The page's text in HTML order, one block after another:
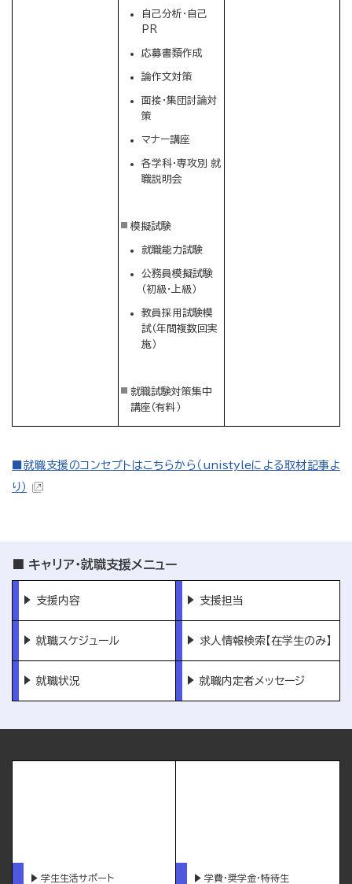
自己分析・自己
PR
応募書類作成
論作文対策
面接・集団討論対
策
マナー講座
各学科・専攻別 就
職説明会
模擬試験
就職能力試験
公務員模擬試験
（初級・上級）
教員採用試験模
試（年間複数回実
施）
就職試験対策集中
講座（有料）
■就職支援のコンセプトはこちらから（unistyleによる取材記事よ
り）
キャリア・就職支援メニュー
支援内容 支援担当
就職スケジュール 求人情報検索【在学生のみ】
就職状況 就職内定者メッセージ
学生生活サポート 学費・奨学金・特待生